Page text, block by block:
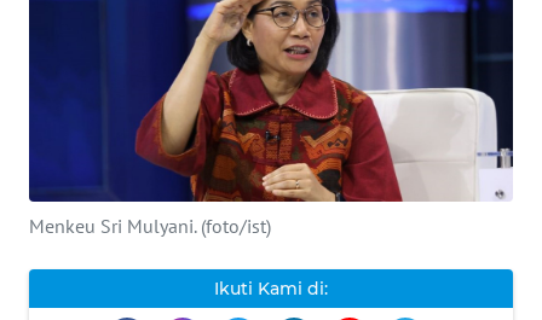
Menkeu Sri Mulyani. (foto/ist)
Ikuti Kami di:
INFO
IKLAN
KAMI